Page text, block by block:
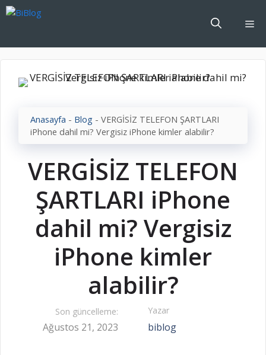
İçeriğe
Anasayfa - Blog - VERGİSİZ TELEFON ŞARTLARI
iPhone dahil mi? Vergisiz iPhone kimler alabilir?
VERGİSİZ TELEFON
ŞARTLARI iPhone
dahil mi? Vergisiz
iPhone kimler
alabilir?
Son güncelleme:
Ağustos 21, 2023
Yazar
biblog